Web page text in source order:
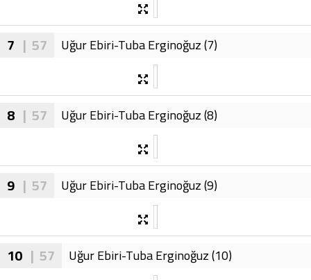
7 | 57 Uğur Ebiri-Tuba Erginoğuz (7)
8 | 57 Uğur Ebiri-Tuba Erginoğuz (8)
9 | 57 Uğur Ebiri-Tuba Erginoğuz (9)
10 | 57 Uğur Ebiri-Tuba Erginoğuz (10)